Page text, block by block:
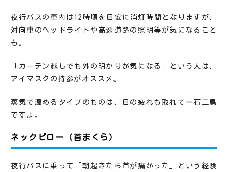
夜行バスの車内は12時頃を目安に消灯時間となりますが、
対向車のヘッドライトや高速道路の照明等が気になること
も。
「カーテン越しでも外の明かりが気になる」という人は、
アイマスクの持参がオススメ。
蒸気で温めるタイプのものは、目の疲れも取れて一石二鳥
ですよ。
ネックピロー（首まくら）
夜行バスに乗って「朝起きたら首が痛かった」という経験